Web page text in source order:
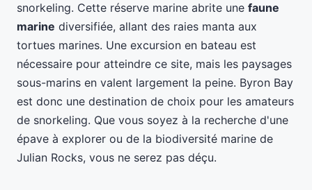
snorkeling. Cette réserve marine abrite une faune
marine diversifiée, allant des raies manta aux
tortues marines. Une excursion en bateau est
nécessaire pour atteindre ce site, mais les paysages
sous-marins en valent largement la peine. Byron Bay
est donc une destination de choix pour les amateurs
de snorkeling. Que vous soyez à la recherche d'une
épave à explorer ou de la biodiversité marine de
Julian Rocks, vous ne serez pas déçu.